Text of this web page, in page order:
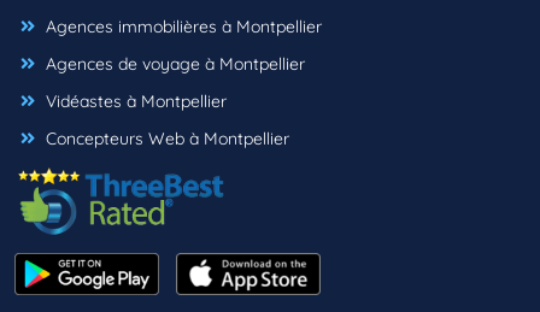
Agences immobilières à Montpellier
Agences de voyage à Montpellier
Vidéastes à Montpellier
Concepteurs Web à Montpellier